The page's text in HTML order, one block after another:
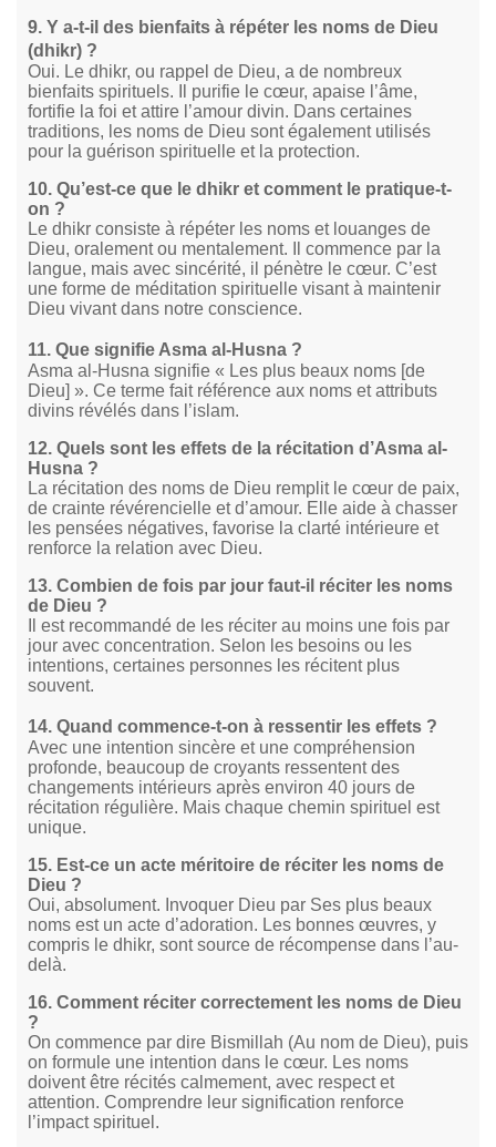
9. Y a-t-il des bienfaits à répéter les noms de Dieu
(dhikr) ?
Oui. Le dhikr, ou rappel de Dieu, a de nombreux
bienfaits spirituels. Il purifie le cœur, apaise l’âme,
fortifie la foi et attire l’amour divin. Dans certaines
traditions, les noms de Dieu sont également utilisés
pour la guérison spirituelle et la protection.
10. Qu’est-ce que le dhikr et comment le pratique-t-
on ?
Le dhikr consiste à répéter les noms et louanges de
Dieu, oralement ou mentalement. Il commence par la
langue, mais avec sincérité, il pénètre le cœur. C’est
une forme de méditation spirituelle visant à maintenir
Dieu vivant dans notre conscience.
11. Que signifie Asma al-Husna ?
Asma al-Husna signifie « Les plus beaux noms [de
Dieu] ». Ce terme fait référence aux noms et attributs
divins révélés dans l’islam.
12. Quels sont les effets de la récitation d’Asma al-
Husna ?
La récitation des noms de Dieu remplit le cœur de paix,
de crainte révérencielle et d’amour. Elle aide à chasser
les pensées négatives, favorise la clarté intérieure et
renforce la relation avec Dieu.
13. Combien de fois par jour faut-il réciter les noms
de Dieu ?
Il est recommandé de les réciter au moins une fois par
jour avec concentration. Selon les besoins ou les
intentions, certaines personnes les récitent plus
souvent.
14. Quand commence-t-on à ressentir les effets ?
Avec une intention sincère et une compréhension
profonde, beaucoup de croyants ressentent des
changements intérieurs après environ 40 jours de
récitation régulière. Mais chaque chemin spirituel est
unique.
15. Est-ce un acte méritoire de réciter les noms de
Dieu ?
Oui, absolument. Invoquer Dieu par Ses plus beaux
noms est un acte d’adoration. Les bonnes œuvres, y
compris le dhikr, sont source de récompense dans l’au-
delà.
16. Comment réciter correctement les noms de Dieu
?
On commence par dire Bismillah (Au nom de Dieu), puis
on formule une intention dans le cœur. Les noms
doivent être récités calmement, avec respect et
attention. Comprendre leur signification renforce
l’impact spirituel.